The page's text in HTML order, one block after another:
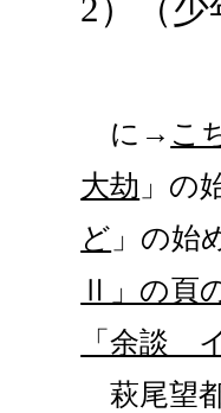
2）（
に→ こ
大劫 」の
ど 」の始
Ⅱ」の頁
「余談
萩尾望